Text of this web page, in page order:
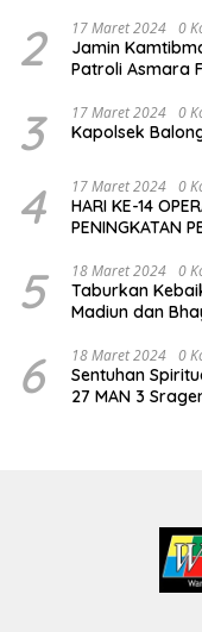
2 17 Maret 2024 0
Jamin
Patroli Asmara
3 17 Maret 2024 0
Kapolsek
4 17 Maret 2024 0
HARI KE-14
PENINGKATAN
5 18 Maret 2024 0
Taburkan
Madiun dan
6 18 Maret 2024 0
Sentuhan
27 MAN 3